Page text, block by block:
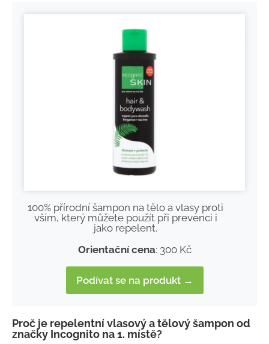
100% přírodní šampon na tělo a vlasy proti
vším, který můžete použít při prevenci i
jako repelent.
Orientační cena: 300 Kč
Podívat se na produkt →
Proč je repelentní vlasový a tělový šampon od
značky Incognito na 1. místě?